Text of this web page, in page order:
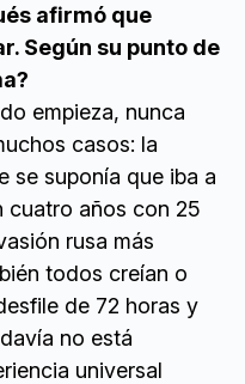
afirmó que
Según su punto de
empieza, nunca
casos: la
se suponía que iba a
cuatro años con 25
rusa más
todos creían o
de 72 horas y
no está
universal